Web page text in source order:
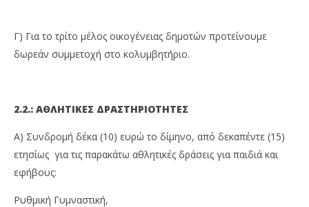
Γ) Για το τρίτο μέλος οικογένειας δημοτών προτείνουμε
δωρεάν συμμετοχή στο κολυμβητήριο.
2.2.: ΑΘΛΗΤΙΚΕΣ ΔΡΑΣΤΗΡΙΟΤΗΤΕΣ
Α) Συνδρομή δέκα (10) ευρώ το δίμηνο, από δεκαπέντε (15)
ετησίως για τις παρακάτω αθλητικές δράσεις για παιδιά και
εφήβους:
Ρυθμική Γυμναστική,